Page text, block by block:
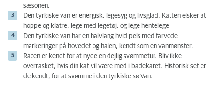
sæsonen.
Den tyrkiske van er energisk, legesyg og livsglad. Katten elsker at
hoppe og klatre, lege med legetøj, og lege hentelege.
Den tyrkiske van har en halvlang hvid pels med farvede
markeringer på hovedet og halen, kendt som en vanmønster.
Racen er kendt for at nyde en dejlig svømmetur. Bliv ikke
overrasket, hvis din kat vil være med i badekaret. Historisk set er
de kendt, for at svømme i den tyrkiske sø Van.